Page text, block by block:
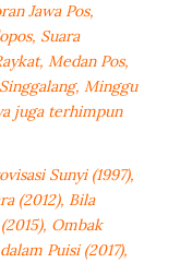
Jawa Pos,
Suara
Medan Pos,
Minggu
juga terhimpun
Sunyi (1997),
(2012), Bila
Ombak
Puisi (2017),